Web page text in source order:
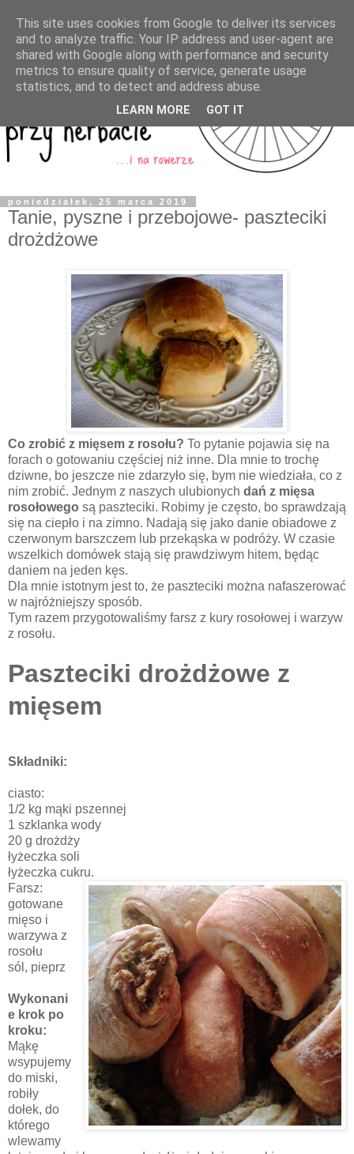
poniedziałek, 25 marca 2019
Tanie, pyszne i przebojowe- paszteciki
drożdżowe
Co zrobić z mięsem z rosołu? To pytanie pojawia się na
forach o gotowaniu częściej niż inne. Dla mnie to trochę
dziwne, bo jeszcze nie zdarzyło się, bym nie wiedziała, co z
nim zrobić. Jednym z naszych ulubionych dań z mięsa
rosołowego są paszteciki. Robimy je często, bo sprawdzają
się na ciepło i na zimno. Nadają się jako danie obiadowe z
czerwonym barszczem lub przekąska w podróży. W czasie
wszelkich domówek stają się prawdziwym hitem, będąc
daniem na jeden kęs.
Dla mnie istotnym jest to, że paszteciki można nafaszerować
w najróżniejszy sposób.
Tym razem przygotowaliśmy farsz z kury rosołowej i warzyw
z rosołu.
Paszteciki drożdżowe z
mięsem
Składniki:
ciasto:
1/2 kg mąki pszennej
1 szklanka wody
20 g drożdży
łyżeczka soli
łyżeczka cukru.
Farsz:
gotowane
mięso i
warzywa z
rosołu
sól, pieprz
Wykonani
e krok po
kroku:
Mąkę
wsypujemy
do miski,
robiły
dołek, do
którego
wlewamy
This site uses cookies from Google to deliver its services
and to analyze traffic. Your IP address and user-agent are
shared with Google along with performance and security
metrics to ensure quality of service, generate usage
statistics, and to detect and address abuse.
LEARN MORE GOT IT